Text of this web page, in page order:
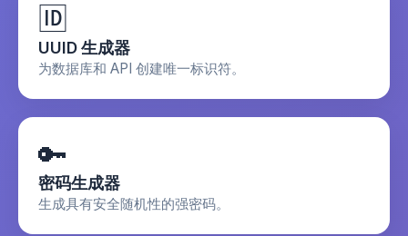
🆔
UUID 生成器
为数据库和 API 创建唯一标识符。
🔑
密码生成器
生成具有安全随机性的强密码。